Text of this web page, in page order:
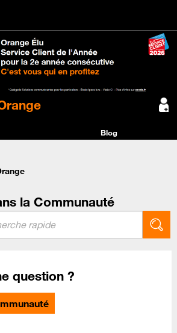
Blog
la Communauté
question ?